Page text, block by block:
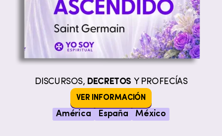
DISCURSOS, DECRETOS Y PROFECÍAS
VER INFORMACIÓN
América España México